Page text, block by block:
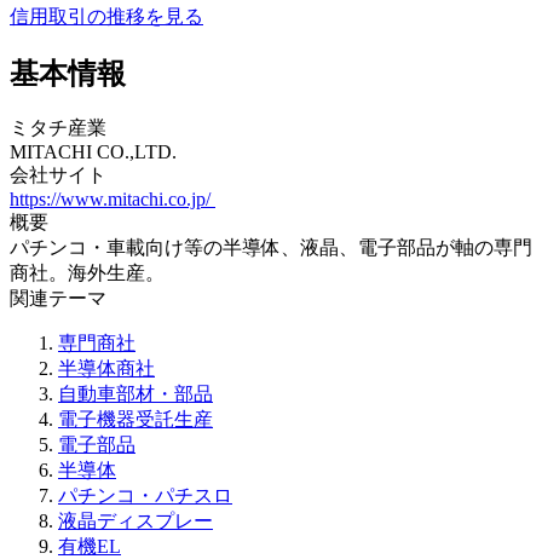
信用取引の推移を見る
基本情報
ミタチ産業
MITACHI CO.,LTD.
会社サイト
https://www.mitachi.co.jp/
概要
パチンコ・車載向け等の半導体、液晶、電子部品が軸の専門
商社。海外生産。
関連テーマ
専門商社
半導体商社
自動車部材・部品
電子機器受託生産
電子部品
半導体
パチンコ・パチスロ
液晶ディスプレー
有機EL